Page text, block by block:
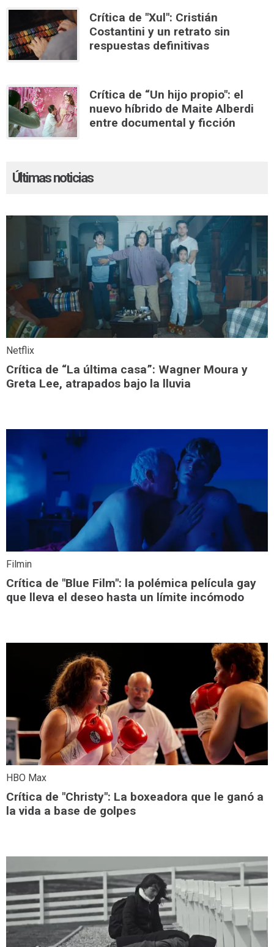
Crítica de "Xul": Cristián
Costantini y un retrato sin
respuestas definitivas
Crítica de “Un hijo propio": el
nuevo híbrido de Maite Alberdi
entre documental y ficción
Últimas noticias
Netflix
Crítica de “La última casa”: Wagner Moura y
Greta Lee, atrapados bajo la lluvia
Filmin
Crítica de "Blue Film": la polémica película gay
que lleva el deseo hasta un límite incómodo
HBO Max
Crítica de "Christy": La boxeadora que le ganó a
la vida a base de golpes